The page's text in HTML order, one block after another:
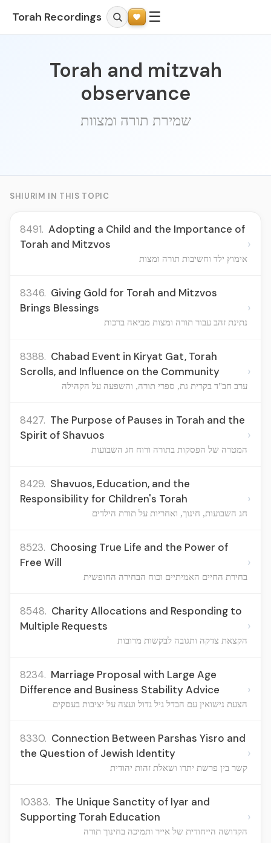
Torah Recordings ☰
Torah and mitzvah
observance
שמירת תורה ומצוות
SHIURIM IN THIS TOPIC
8491. Adopting a Child and the Importance of
Torah and Mitzvos
אימוץ ילד וחשיבות תורה ומצות
›
8346. Giving Gold for Torah and Mitzvos
Brings Blessings
נתינת זהב עבור תורה ומצות מביאה ברכות
›
8388. Chabad Event in Kiryat Gat, Torah
Scrolls, and Influence on the Community
ערב חב"ד בקרית גת, ספרי תורה, והשפעה על הקהילה
›
8427. The Purpose of Pauses in Torah and the
Spirit of Shavuos
המטרה של הפסקות בתורה ורוח חג השבועות
›
8429. Shavuos, Education, and the
Responsibility for Children's Torah
חג השבועות, חינוך, ואחריות על תורת הילדים
›
8523. Choosing True Life and the Power of
Free Will
בחירת החיים האמיתיים וכוח הבחירה החופשית
›
8548. Charity Allocations and Responding to
Multiple Requests
הקצאת צדקה ותגובה לבקשות מרובות
›
8234. Marriage Proposal with Large Age
Difference and Business Stability Advice
הצעת נישואין עם הבדל גיל גדול ועצה על יציבות בעסקים
›
8330. Connection Between Parshas Yisro and
the Question of Jewish Identity
קשר בין פרשת יתרו ושאלת זהות יהודית
›
10383. The Unique Sanctity of Iyar and
Supporting Torah Education
הקדושה הייחודית של אייר ותמיכה בחינוך תורה
›